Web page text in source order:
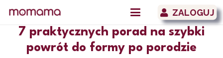
ZALOGUJ
7 praktycznych porad na szybki
powrót do formy po porodzie